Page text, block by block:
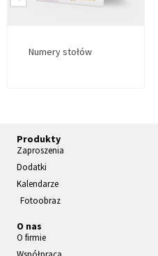
Numery stołów
Produkty
Zaproszenia
Dodatki
Kalendarze
Fotoobraz
O nas
O firmie